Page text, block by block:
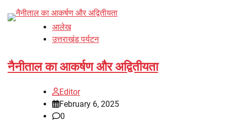
आलेख
उत्तराखंड पर्यटन
नैनीताल का आकर्षण और अद्वितीयता
Editor
February 6, 2025
0